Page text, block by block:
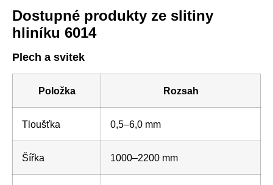
Dostupné produkty ze slitiny
hliníku 6014
Plech a svitek
Položka Rozsah
Tloušťka 0,5–6,0 mm
Šířka 1000–2200 mm